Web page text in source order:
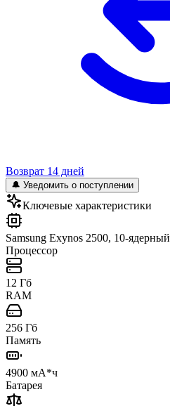
Возврат 14 дней
🔔 Уведомить о поступлении
Ключевые характеристики
Samsung Exynos 2500, 10-ядерный
Процессор
12 Гб
RAM
256 Гб
Память
4900 мА*ч
Батарея